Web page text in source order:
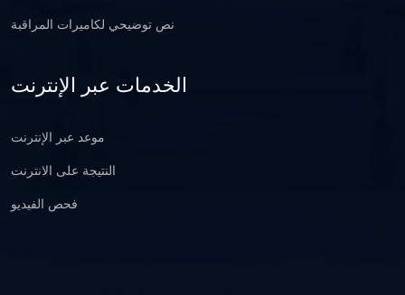
نص توضيحي لكاميرات المراقبة
الخدمات عبر الإنترنت
موعد عبر الإنترنت
النتيجة على الانترنت
فحص الفيديو